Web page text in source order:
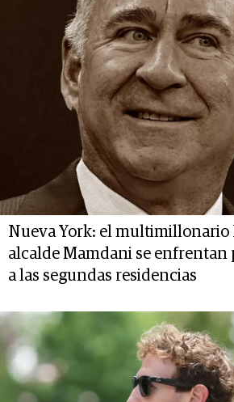
Nueva York: el multimillonario
alcalde Mamdani se enfrentan
a las segundas residencias